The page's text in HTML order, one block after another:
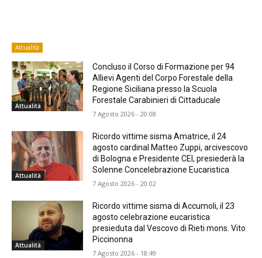
Attualità
Attualità
Concluso il Corso di Formazione per 94
Allievi Agenti del Corpo Forestale della
Regione Siciliana presso la Scuola
Forestale Carabinieri di Cittaducale
7 Agosto 2026 - 20:08
Attualità
Ricordo vittime sisma Amatrice, il 24
agosto cardinal Matteo Zuppi, arcivescovo
di Bologna e Presidente CEI, presiederà la
Solenne Concelebrazione Eucaristica
7 Agosto 2026 - 20:02
Attualità
Ricordo vittime sisma di Accumoli, il 23
agosto celebrazione eucaristica
presieduta dal Vescovo di Rieti mons. Vito
Piccinonna
7 Agosto 2026 - 18:49